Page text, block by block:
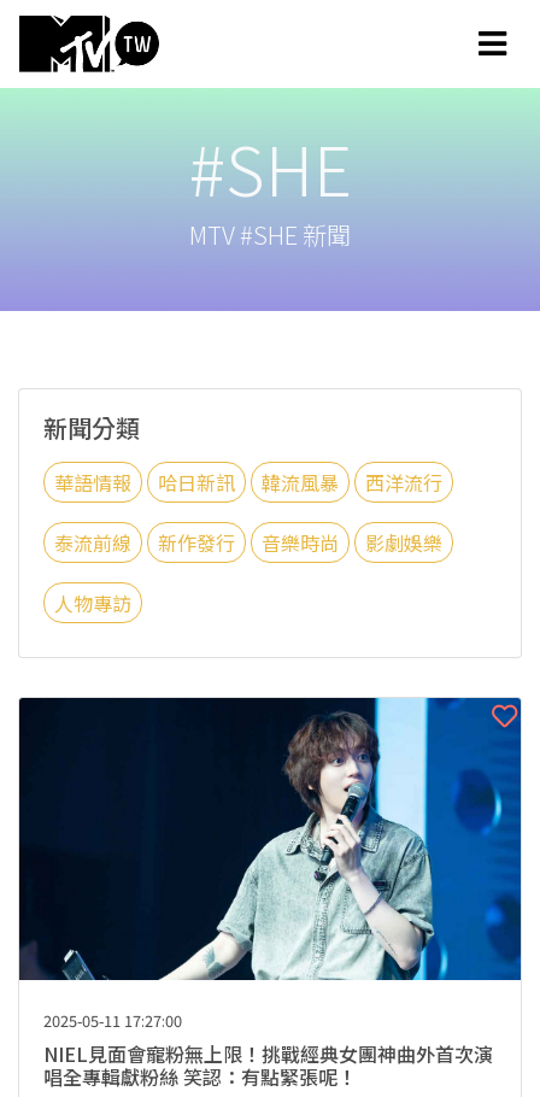
#SHE
MTV #SHE 新聞
新聞分類
華語情報 哈日新訊 韓流風暴 西洋流行
泰流前線 新作發行 音樂時尚 影劇娛樂
人物專訪
2025-05-11 17:27:00
NIEL見面會寵粉無上限！挑戰經典女團神曲外首次演
唱全專輯獻粉絲 笑認：有點緊張呢！